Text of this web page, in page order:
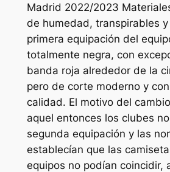
Madrid 2022/2023
de humedad, transpirables
primera equipación del
totalmente negra, con
banda roja alrededor de la
pero de corte moderno y
calidad. El motivo del
aquel entonces los clubes
segunda equipación y las
establecían que las
equipos no podían coincidir,